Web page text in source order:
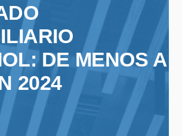
DE MENOS A
2024